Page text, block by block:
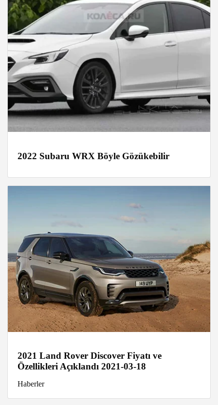
2022 Subaru WRX Böyle Gözükebilir
2021 Land Rover Discover Fiyatı ve
Özellikleri Açıklandı 2021-03-18
Haberler